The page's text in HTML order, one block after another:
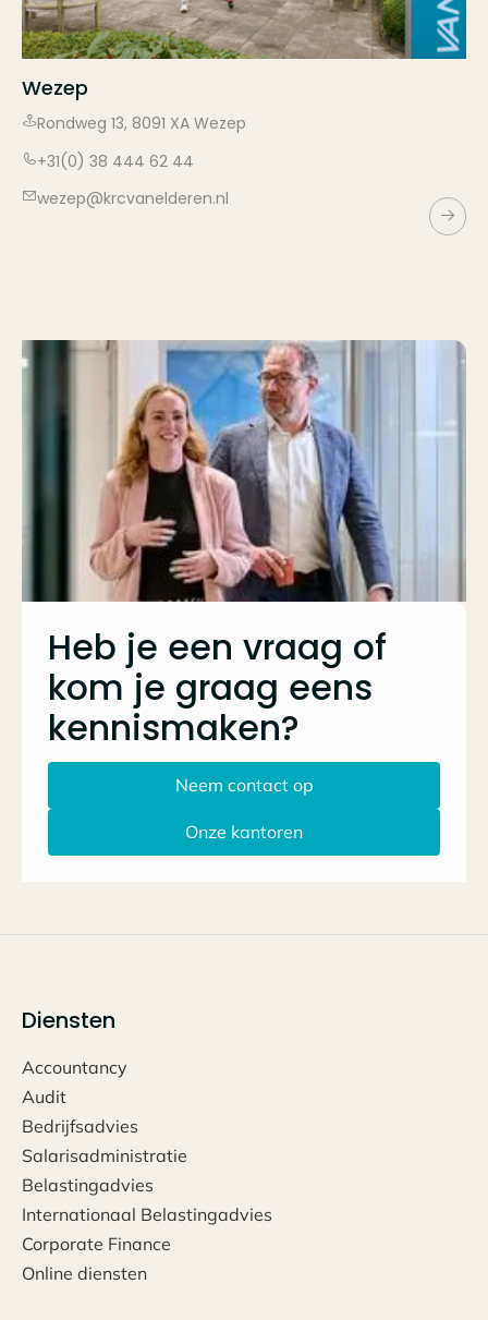
Wezep
Rondweg 13, 8091 XA Wezep
+31(0) 38 444 62 44
wezep@krcvanelderen.nl
Heb je een vraag of
kom je graag eens
kennismaken?
Neem contact op
Onze kantoren
Diensten
Accountancy
Audit
Bedrijfsadvies
Salarisadministratie
Belastingadvies
Internationaal Belastingadvies
Corporate Finance
Online diensten